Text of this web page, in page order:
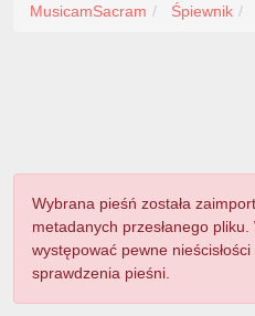
MusicamSacram Śpiewnik
Wybrana pieśń została
metadanych przesłanego
występować pewne
sprawdzenia pieśni.